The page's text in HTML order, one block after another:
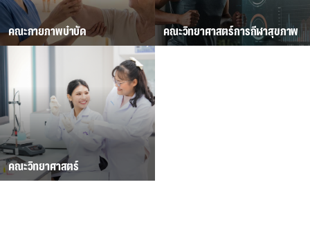
คณะกายภาพบำบัด คณะวิทยาศาสตร์การกีฬาสุขภาพ
คณะวิทยาศาสตร์